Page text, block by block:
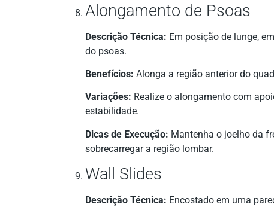
Alongamento de Psoas
Descrição Técnica: Em posição de lunge,
do psoas.
Benefícios: Alonga a região anterior do
Variações: Realize o alongamento com
estabilidade.
Dicas de Execução: Mantenha o joelho da
sobrecarregar a região lombar.
Wall Slides
Descrição Técnica: Encostado em uma